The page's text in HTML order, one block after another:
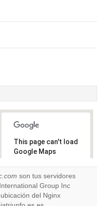
This page can't load
Google Maps
Do you
website?
OK
son tus servidores
Group Inc
del Nginx